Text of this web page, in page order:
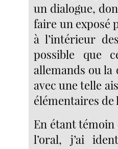
un dialogue,
faire un exposé
à l’intérieur
possible que
allemands ou la
avec une telle
élémentaires de
En étant témoin
l’oral, j’ai